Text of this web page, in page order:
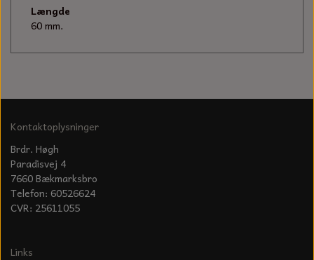
Længde
60 mm.
Kontaktoplysninger
Brdr. Høgh
Paradisvej 4
7660 Bækmarksbro
Telefon: 60526624
CVR: 25611055
Links